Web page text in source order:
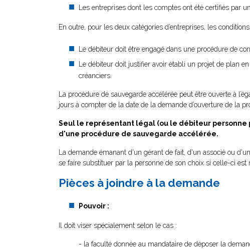
Les entreprises dont les comptes ont été certifiés par
En outre, pour les deux catégories d’entreprises, les
Le débiteur doit être engagé dans une procédure de
Le débiteur doit justifier avoir établi un projet de plan
créanciers.
La procédure de sauvegarde accélérée peut être ouverte à
jours à compter de la date de la demande d’ouverture de la
Seul le représentant légal (ou le débiteur
d'une procédure de sauvegarde accélérée.
La demande émanant d'un gérant de fait, d'un associé ou
se faire substituer par la personne de son choix si celle-ci est
Pièces à joindre à la demande
Pouvoir :
Il doit viser spécialement selon le cas :
- la faculté donnée au mandataire de déposer la